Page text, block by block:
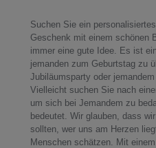
Suchen Sie ein
Geschenk mit einem schönen
immer eine gute Idee. Es ist
jemanden zum Geburtstag zu
Jubiläumsparty oder
Vielleicht suchen Sie nach
um sich bei Jemandem zu
bedeutet. Wir glauben, dass
sollten, wer uns am Herzen
Menschen schätzen. Mit